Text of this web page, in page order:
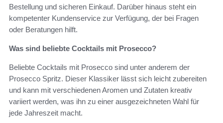
Bestellung und sicheren Einkauf. Darüber hinaus steht ein
kompetenter Kundenservice zur Verfügung, der bei Fragen
oder Beratungen hilft.
Was sind beliebte Cocktails mit Prosecco?
Beliebte Cocktails mit Prosecco sind unter anderem der
Prosecco Spritz. Dieser Klassiker lässt sich leicht zubereiten
und kann mit verschiedenen Aromen und Zutaten kreativ
variiert werden, was ihn zu einer ausgezeichneten Wahl für
jede Jahreszeit macht.